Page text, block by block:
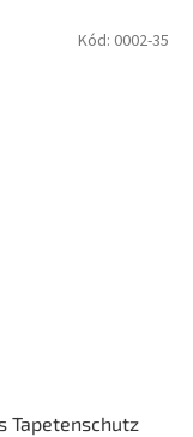
Tapetenschutz
Kód: 0002-35